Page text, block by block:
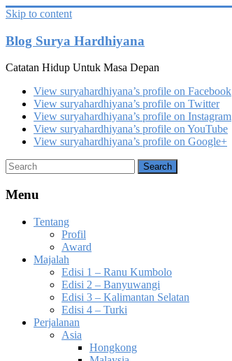
Skip to content
Blog Surya Hardhiyana
Catatan Hidup Untuk Masa Depan
View suryahardhiyana’s profile on Facebook
View suryahardhiyana’s profile on Twitter
View suryahardhiyana’s profile on Instagram
View suryahardhiyana’s profile on YouTube
View suryahardhiyana’s profile on Google+
Menu
Tentang
Profil
Award
Majalah
Edisi 1 – Ranu Kumbolo
Edisi 2 – Banyuwangi
Edisi 3 – Kalimantan Selatan
Edisi 4 – Turki
Perjalanan
Asia
Hongkong